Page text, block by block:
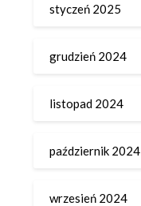
styczeń 2025
grudzień 2024
listopad 2024
październik 2024
wrzesień 2024